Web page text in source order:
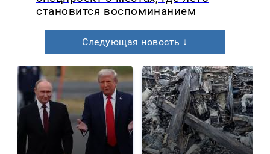
становится воспоминанием
Следующая новость ↓